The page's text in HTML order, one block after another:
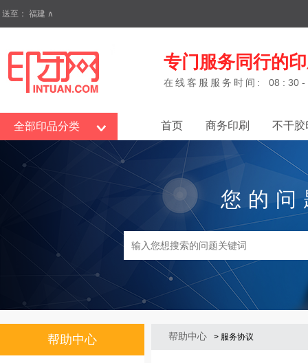
送至： 福建 ∧
专门服务同行的
在线客服服务时间: 08 : 30 -
全部印品分类 首页 商务印刷 不干胶
您的
帮助中心 帮助中心 > 服务协议